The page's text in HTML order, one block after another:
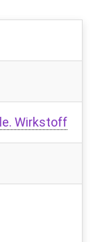
Wirkstoff